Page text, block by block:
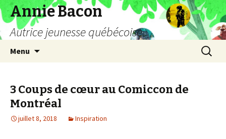
Annie Bacon
Autrice jeunesse québécoise
Menu
3 Coups de cœur au Comiccon de
Montréal
juillet 8, 2018 Inspiration